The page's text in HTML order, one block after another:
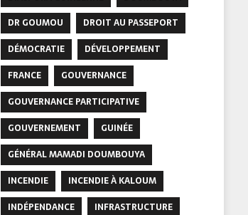
DR GOUMOU
DROIT AU PASSEPORT
DÉMOCRATIE
DÉVELOPPEMENT
FRANCE
GOUVERNANCE
GOUVERNANCE PARTICIPATIVE
GOUVERNEMENT
GUINÉE
GÉNÉRAL MAMADI DOUMBOUYA
INCENDIE
INCENDIE À KALOUM
INDÉPENDANCE
INFRASTRUCTURE